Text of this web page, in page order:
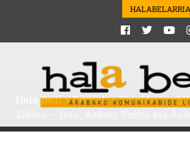
Hala Bedi>Berriak>Ekialde